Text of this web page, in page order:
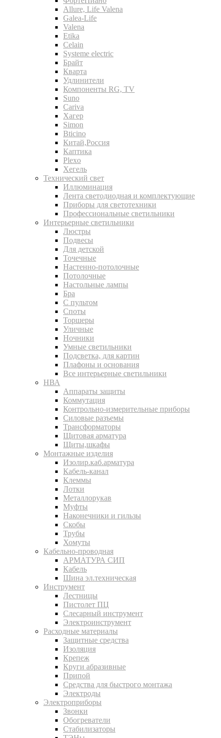
Allure, Life Valena
Galea-Life
Valena
Etika
Celain
Systeme electric
Брайт
Кварта
Удлинители
Компоненты RG, TV
Suno
Cariva
Хагер
Simon
Bticino
Китай,Россия
Каптика
Plexo
Хегель
Технический свет
Иллюминация
Лента светодиодная и комплектующие
Приборы для светотехники
Профессиональные светильники
Интерьерные светильники
Люстры
Подвесы
Для детской
Точечные
Настенно-потолочные
Потолочные
Настольные лампы
Бра
С пультом
Споты
Торшеры
Уличные
Ночники
Умные светильники
Подсветка, для картин
Плафоны и основания
Все интерьерные светильники
НВА
Аппараты защиты
Коммутация
Контрольно-измерительные приборы
Силовые разъемы
Трансформаторы
Щитовая арматура
Щиты,шкафы
Монтажные изделия
Изолир.каб.арматура
Кабель-канал
Клеммы
Лотки
Металлорукав
Муфты
Наконечники и гильзы
Скобы
Трубы
Хомуты
Кабельно-проводная
АРМАТУРА СИП
Кабель
Шина эл.техническая
Инструмент
Лестницы
Пистолет ПЦ
Слесарный инструмент
Электроинструмент
Расходные материалы
Защитные средства
Изоляция
Крепеж
Круги абразивные
Припой
Средства для быстрого монтажа
Электроды
Электроприборы
Звонки
Обогреватели
Стабилизаторы